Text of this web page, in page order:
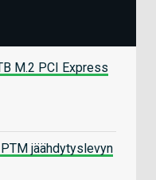
M.2 PCI Express
jäähdytyslevyn